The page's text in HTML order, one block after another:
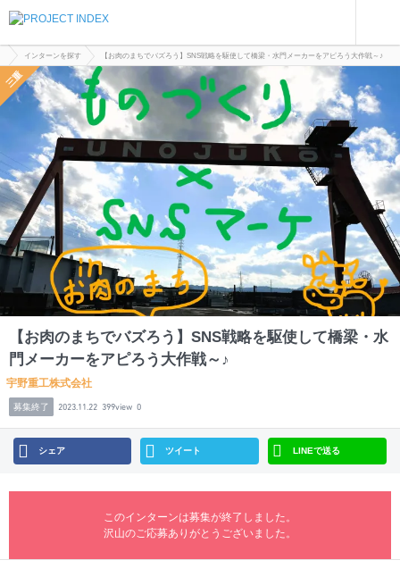
インターンを探す 【お肉のまちでバズろう】SNS戦略を駆使して橋梁・水門メーカーをアピろう大作戦～♪
三重
【お肉のまちでバズろう】SNS戦略を駆使して橋梁・水
門メーカーをアピろう大作戦～♪
宇野重工株式会社
募集終了 2023.11.22 399view 0
シェア ツイート LINEで送る
このインターンは募集が終了しました。
沢山のご応募ありがとうございました。